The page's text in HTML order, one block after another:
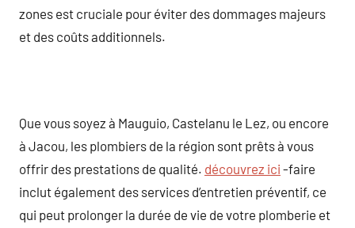
zones est cruciale pour éviter des dommages majeurs
et des coûts additionnels.
Que vous soyez à Mauguio, Castelanu le Lez, ou encore
à Jacou, les plombiers de la région sont prêts à vous
offrir des prestations de qualité. découvrez ici -faire
inclut également des services d’entretien préventif, ce
qui peut prolonger la durée de vie de votre plomberie et